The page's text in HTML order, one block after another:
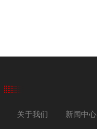
关于我们 新闻中心